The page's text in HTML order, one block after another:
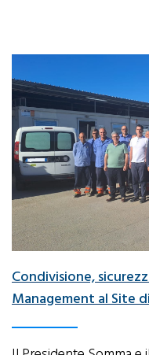
Condivisione,
Management al Site